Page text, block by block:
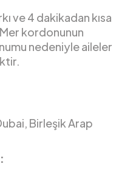
ve 4 dakikadan kısa
kordonunun
nedeniyle aileler
Birleşik Arap